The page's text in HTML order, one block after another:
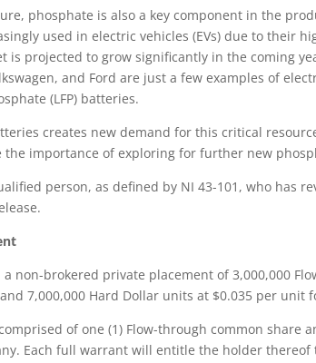
phosphate is also a key component in the
used in electric vehicles (EVs) due to their
is projected to grow significantly in the coming
and Ford are just a few examples of
(LFP) batteries.
creates new demand for this critical
the importance of exploring for further new
person, as defined by NI 43-101, who has
non-brokered private placement of 3,000,000
7,000,000 Hard Dollar units at $0.035 per unit
of one (1) Flow-through common share
Each full warrant will entitle the holder thereof